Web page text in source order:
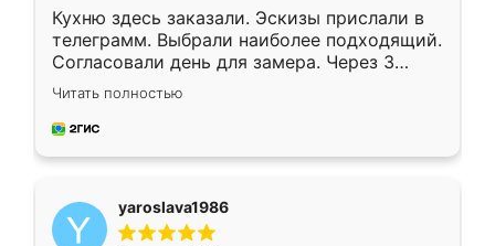
Кухню здесь заказали. Эскизы прислали в
телеграмм. Выбрали наиболее подходящий.
Согласовали день для замера. Через 3
недели кухня была уже готова. Остались
довольны работой. Спасибо Ренессанс
мебель за качественную работу!
Читать полностью
yaroslava1986